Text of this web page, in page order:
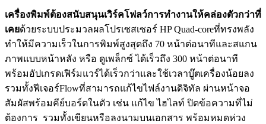
เครื่องพิมพ์ต้องสนับสนุนเวิร์คโฟลว์การทำงานให้คล่องตัวกว่าที่
เคยด้วยระบบประมวลผลโปรเซสเซอร์ HP Quad-coreที่ทรงพลัง
ทำให้มีความเร็วในการพิมพ์สูงสุดถึง 70 หน้าต่อนาทีและสแกน
ภาพแบบหน้าหลัง หรือ ดูเพล็กซ์ ได้เร็วถึง 300 หน้าต่อนาที
พร้อมอัปเกรดเฟิร์มแวร์ได้เร็วกว่าและใช้เวลาบู๊ตเครื่องน้อยลง
รวมทั้งฟีเจอร์Flowที่สามารถแก้ไขไฟล์งานดิจิทัล ผ่านหน้าจอ
สัมผัสพร้อมคีย์บอร์ดในตัว เช่น แก้ไข ไฮไลท์ ปิดข้อความที่ไม่
ต้องการ รวมทั้งเขียนหรือลงนามบนเอกสาร พร้อมหมดห่วง